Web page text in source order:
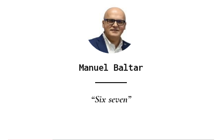
Manuel Baltar
“Six seven”